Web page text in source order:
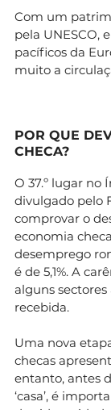
Com um
pela UNESCO,
pacíficos da
muito a
POR QUE
CHECA?
O 37.º lugar no
divulgado pelo
comprovar o
economia
desemprego
é de 5,1%. A
alguns
recebida.
Uma nova
checas
entanto, antes
‘casa’, é